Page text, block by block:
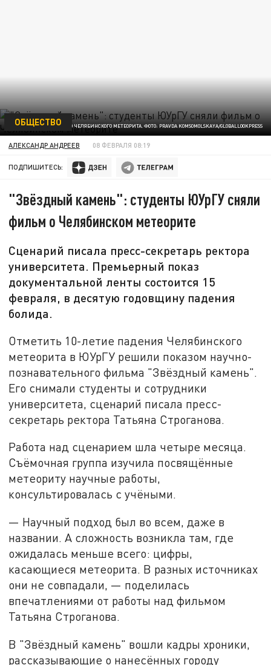
ЧАСТИЦА ТОГО САМОГО ЧЕЛЯБИНСКОГО МЕТЕОРИТА. ФОТО: PRAVDA KOMSOMOLSKAYA/GLOBALLOOKPRESS
ОБЩЕСТВО
АЛЕКСАНДР АНДРЕЕВ 08 ФЕВРАЛЯ 08:19
ПОДПИШИТЕСЬ:
"Звёздный камень": студенты ЮУрГУ сняли
фильм о Челябинском метеорите
Сценарий писала пресс-секретарь ректора
университета. Премьерный показ
документальной ленты состоится 15
февраля, в десятую годовщину падения
болида.
Отметить 10-летие падения Челябинского
метеорита в ЮУрГУ решили показом научно-
познавательного фильма "Звёздный камень".
Его снимали студенты и сотрудники
университета, сценарий писала пресс-
секретарь ректора Татьяна Строганова.
Работа над сценарием шла четыре месяца.
Съёмочная группа изучила посвящённые
метеориту научные работы,
консультировалась с учёными.
— Научный подход был во всем, даже в
названии. А сложность возникла там, где
ожидалась меньше всего: цифры,
касающиеся метеорита. В разных источниках
они не совпадали, — поделилась
впечатлениями от работы над фильмом
Татьяна Строганова.
В "Звёздный камень" вошли кадры хроники,
рассказывающие о нанесённых городу